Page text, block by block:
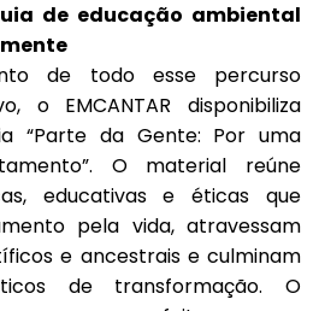
guia de educação ambiental
de todo esse percurso
o EMCANTAR disponibiliza
“Parte da Gente: Por uma
O material reúne
educativas e éticas que
pela vida, atravessam
e ancestrais e culminam
de transformação. O